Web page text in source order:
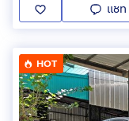
แชท
HOT